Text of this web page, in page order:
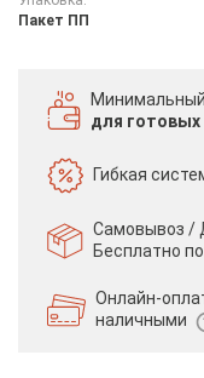
Пакет ПП
Минимальный
для готовых
Гибкая
Самовывоз /
Бесплатно
Онлайн-
наличными